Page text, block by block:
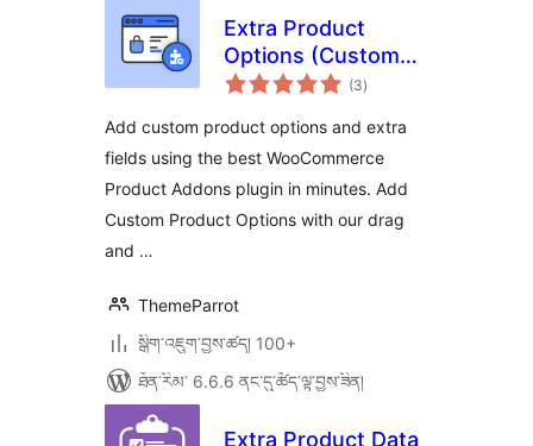
Extra Product
Options (Custom
Addons) for (3གདེང་
འཇོག་
ཚང་།
)
Add custom product options and extra
fields using the best WooCommerce
Product Addons plugin in minutes. Add
Custom Product Options with our drag
and …
ThemeParrot
སྒྲིག་འཇུག་བྱས་ཚད། 100+
ཐོན་རིམ་ 6.6.6 ནང་དུ་ཚོད་ལྟ་བྱས་ཟིན།
Extra Product Data